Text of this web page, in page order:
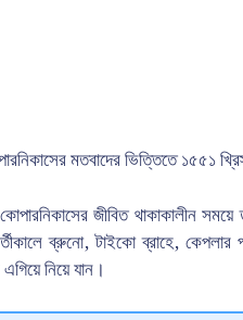
মতবাদের ভিত্তিতে ১৫৫১
কোপারনিকাসের জীবিত থাকাকালীন সময়ে
ব্রুনো, টাইকো ব্রাহে, কেপলার
নিয়ে যান।